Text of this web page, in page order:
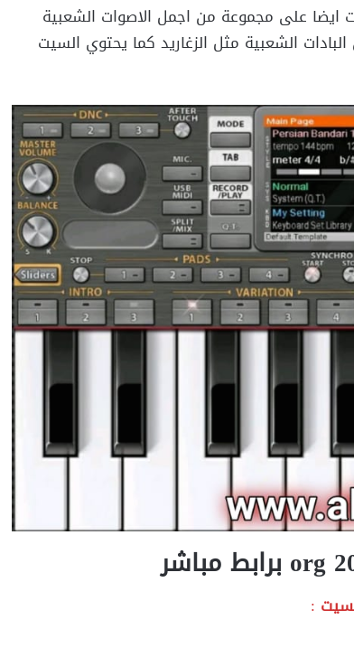
ايضا على مجموعة من اجمل الاصوات الشعبية
الشعبية مثل الزغاريد كما يحتوي السيت
: